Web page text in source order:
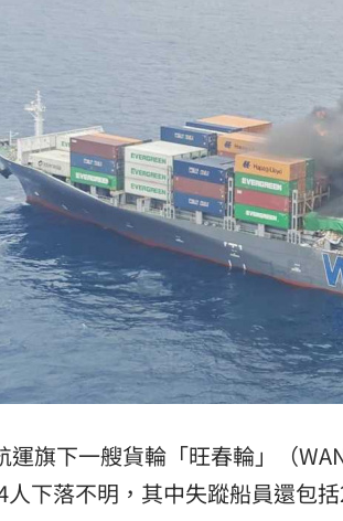
運旗下一艘貨輪「旺春輪」（
人下落不明，其中失蹤船員還包